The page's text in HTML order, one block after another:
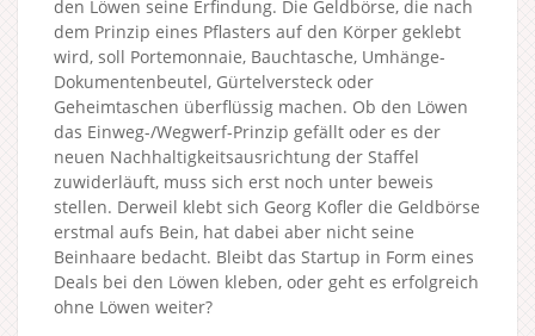
den Löwen seine Erfindung. Die Geldbörse, die nach
dem Prinzip eines Pflasters auf den Körper geklebt
wird, soll Portemonnaie, Bauchtasche, Umhänge-
Dokumentenbeutel, Gürtelversteck oder
Geheimtaschen überflüssig machen. Ob den Löwen
das Einweg-/Wegwerf-Prinzip gefällt oder es der
neuen Nachhaltigkeitsausrichtung der Staffel
zuwiderläuft, muss sich erst noch unter beweis
stellen. Derweil klebt sich Georg Kofler die Geldbörse
erstmal aufs Bein, hat dabei aber nicht seine
Beinhaare bedacht. Bleibt das Startup in Form eines
Deals bei den Löwen kleben, oder geht es erfolgreich
ohne Löwen weiter?